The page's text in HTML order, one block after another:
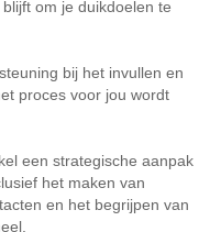
om je duikdoelen te
bij het invullen en
proces voor jou wordt
een strategische aanpak
het maken van
en het begrijpen van